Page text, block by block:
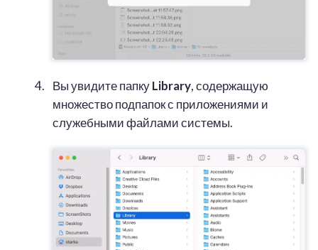
Вы увидите папкуLibrary, содержащую
множество подпапок с приложениями и
служебными файлами системы.